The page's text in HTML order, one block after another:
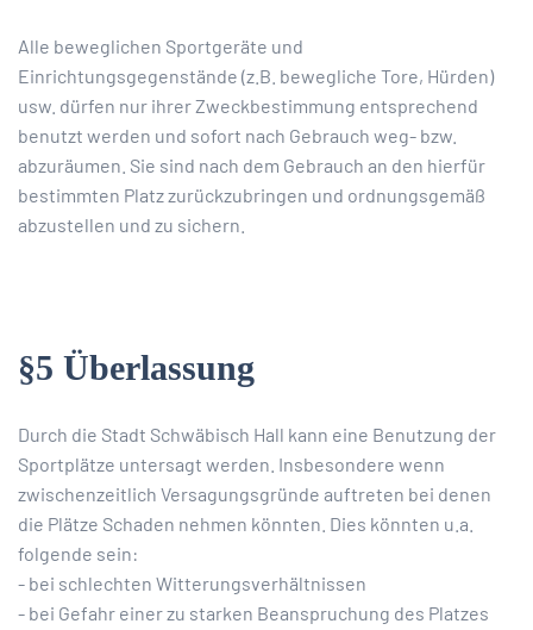
Alle beweglichen Sportgeräte und
Einrichtungsgegenstände (z.B. bewegliche Tore, Hürden)
usw. dürfen nur ihrer Zweckbestimmung entsprechend
benutzt werden und sofort nach Gebrauch weg- bzw.
abzuräumen. Sie sind nach dem Gebrauch an den hierfür
bestimmten Platz zurückzubringen und ordnungsgemäß
abzustellen und zu sichern.
§5 Überlassung
Durch die Stadt Schwäbisch Hall kann eine Benutzung der
Sportplätze untersagt werden. Insbesondere wenn
zwischenzeitlich Versagungsgründe auftreten bei denen
die Plätze Schaden nehmen könnten. Dies könnten u.a.
folgende sein:
- bei schlechten Witterungsverhältnissen
- bei Gefahr einer zu starken Beanspruchung des Platzes